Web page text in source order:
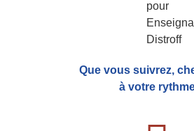
Que vous suivrez,
à votre